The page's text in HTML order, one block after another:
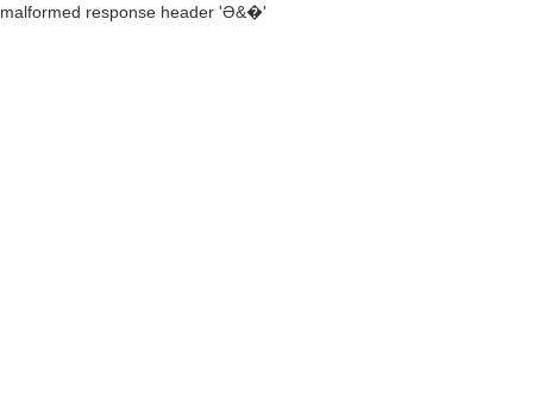
malformed response header ' Ə&�'